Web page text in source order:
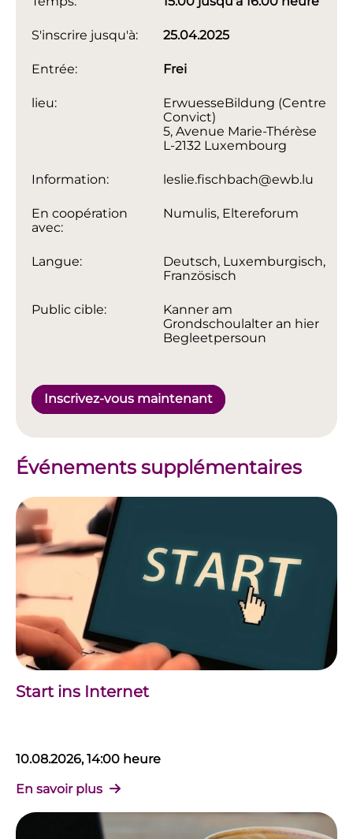
S'inscrire jusqu'à: 25.04.2025
Entrée: Frei
lieu:
ErwuesseBildung (Centre
Convict)
5, Avenue Marie-Thérèse
L-2132 Luxembourg
Information: leslie.fischbach@ewb.lu
En coopération
avec:
Numulis, Eltereforum
Langue:
Deutsch, Luxemburgisch,
Französisch
Public cible:
Kanner am
Grondschoulalter an hier
Begleetpersoun
Inscrivez-vous maintenant
Événements supplémentaires
Start ins Internet
10.08.2026, 14:00 heure
En savoir plus